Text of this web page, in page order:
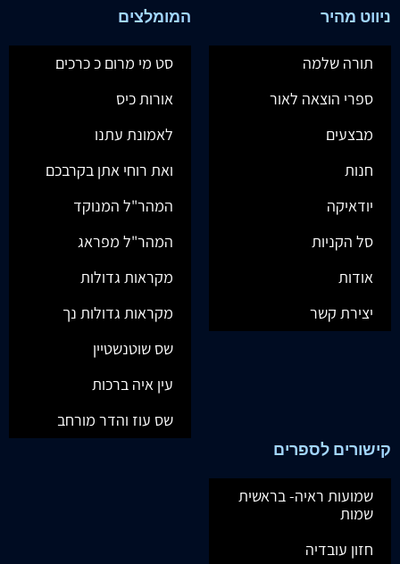
ניווט מהיר
תורה שלמה
ספרי הוצאה לאור
מבצעים
חנות
יודאיקה
סל הקניות
אודות
יצירת קשר
המומלצים
סט מי מרום כ כרכים
אורות כיס
לאמונת עתנו
ואת רוחי אתן בקרבכם
המהר"ל המנוקד
המהר"ל מפראג
מקראות גדולות
מקראות גדולות נך
שס שוטנשטיין
עין איה ברכות
שס עוז והדר מורחב
קישורים לספרים
שמועות ראיה- בראשית
שמות
חזון עובדיה